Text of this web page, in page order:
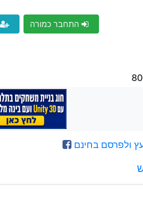
התחבר כמורה
ולפרסם בחינם